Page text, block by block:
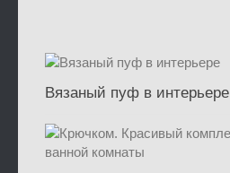
Вязаный пуф в интерьере